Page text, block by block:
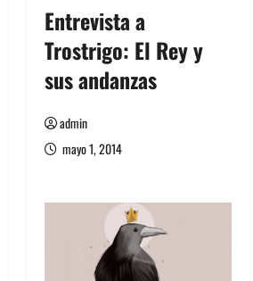
Entrevista a
Trostrigo: El Rey y
sus andanzas
admin
mayo 1, 2014